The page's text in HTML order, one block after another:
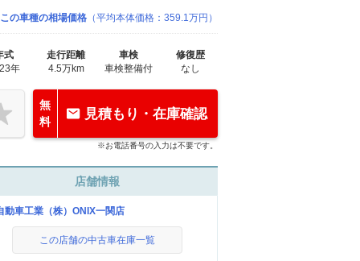
この車種の相場価格 （平均本体価格：359.1万円）
式
年
走行距離
4.5万km
車検
車検整備付
修復歴
なし
無
料
見積もり・在庫確認
※お電話番号の入力は不要です。
店舗情報
動車工業（株）ONIX一関店
この店舗の中古車在庫一覧